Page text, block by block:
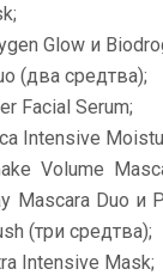
Glow и
(два средтва);
Facial Serum;
Intensive
Volume
Mascara Duo и
(три средтва);
Intensive Mask;